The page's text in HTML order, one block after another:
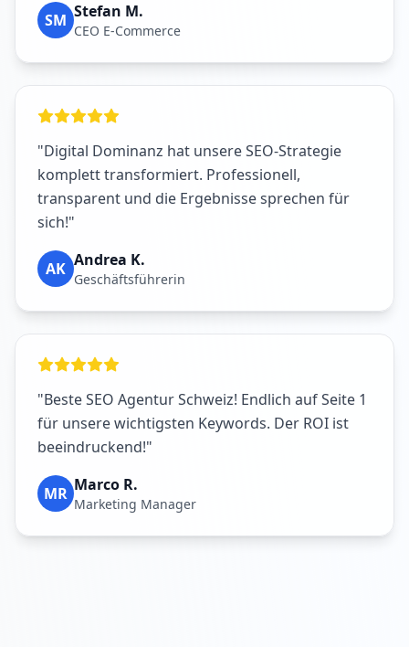
SM Stefan M.
CEO E-Commerce
"Digital Dominanz hat unsere SEO-Strategie
komplett transformiert. Professionell,
transparent und die Ergebnisse sprechen für
sich!"
AK Andrea K.
Geschäftsführerin
"Beste SEO Agentur Schweiz! Endlich auf Seite 1
für unsere wichtigsten Keywords. Der ROI ist
beeindruckend!"
MR Marco R.
Marketing Manager